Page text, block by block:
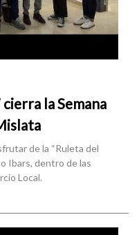
cierra la Semana
de la “Ruleta del
Ibars, dentro de las
Local.